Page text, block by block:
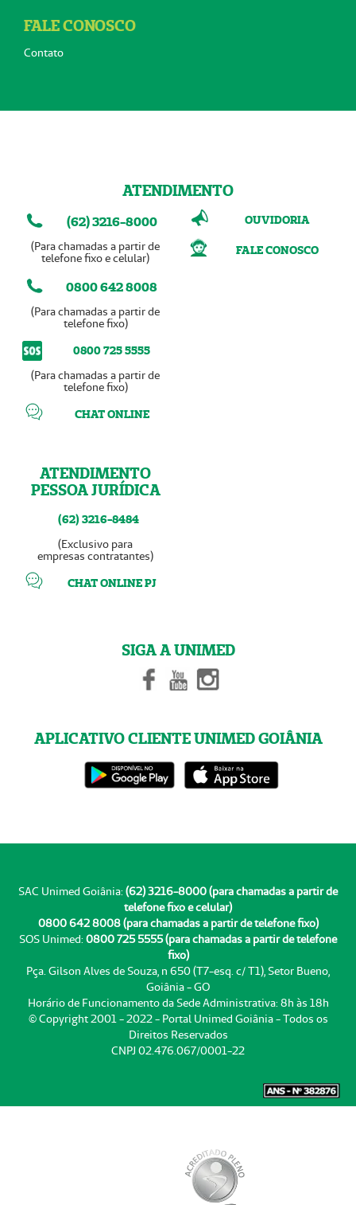
FALE CONOSCO
Contato
ATENDIMENTO
(62) 3216-8000
(Para chamadas a partir de
telefone fixo e celular)
0800 642 8008
(Para chamadas a partir de
telefone fixo)
0800 725 5555
(Para chamadas a partir de
telefone fixo)
CHAT ONLINE
ATENDIMENTO
PESSOA JURÍDICA
(62) 3216-8484
(Exclusivo para
empresas contratantes)
CHAT ONLINE PJ
OUVIDORIA
FALE CONOSCO
SIGA A UNIMED
APLICATIVO CLIENTE UNIMED GOIÂNIA
SAC Unimed Goiânia: (62) 3216-8000 (para chamadas a partir de
telefone fixo e celular)
0800 642 8008 (para chamadas a partir de telefone fixo)
SOS Unimed: 0800 725 5555 (para chamadas a partir de telefone
fixo)
Pça. Gilson Alves de Souza, n 650 (T7-esq. c/ T1), Setor Bueno,
Goiânia - GO
Horário de Funcionamento da Sede Administrativa: 8h às 18h
© Copyright 2001 - 2022 - Portal Unimed Goiânia - Todos os
Direitos Reservados
CNPJ 02.476.067/0001-22